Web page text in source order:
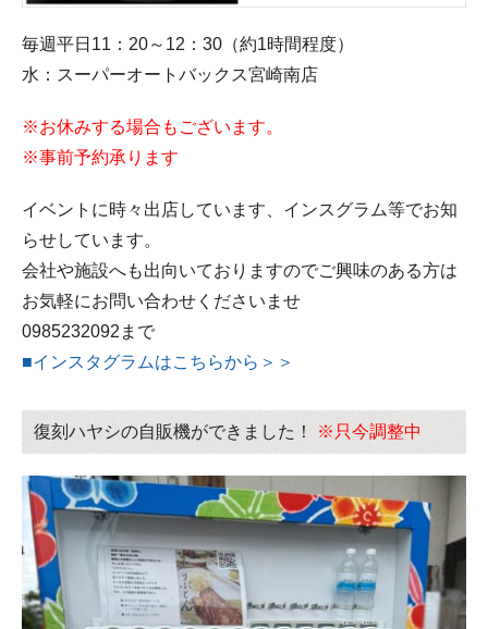
毎週平日11：20～12：30（約1時間程度）
水：スーパーオートバックス宮崎南店
※お休みする場合もございます。
※事前予約承ります
イベントに時々出店しています、インスグラム等でお知
らせしています。
会社や施設へも出向いておりますのでご興味のある方は
お気軽にお問い合わせくださいませ
0985232092 まで
■インスタグラムはこちらから＞＞
復刻ハヤシの自販機ができました！ ※只今調整中